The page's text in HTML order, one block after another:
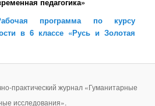
программа по курсу
в 6 классе «Русь и Золотая
практический журнал «Гуманитарные
исследования».